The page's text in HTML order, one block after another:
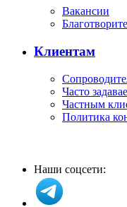
Вакансии
Клиентам
Часто
Частным
Политика
Наши соцсети: